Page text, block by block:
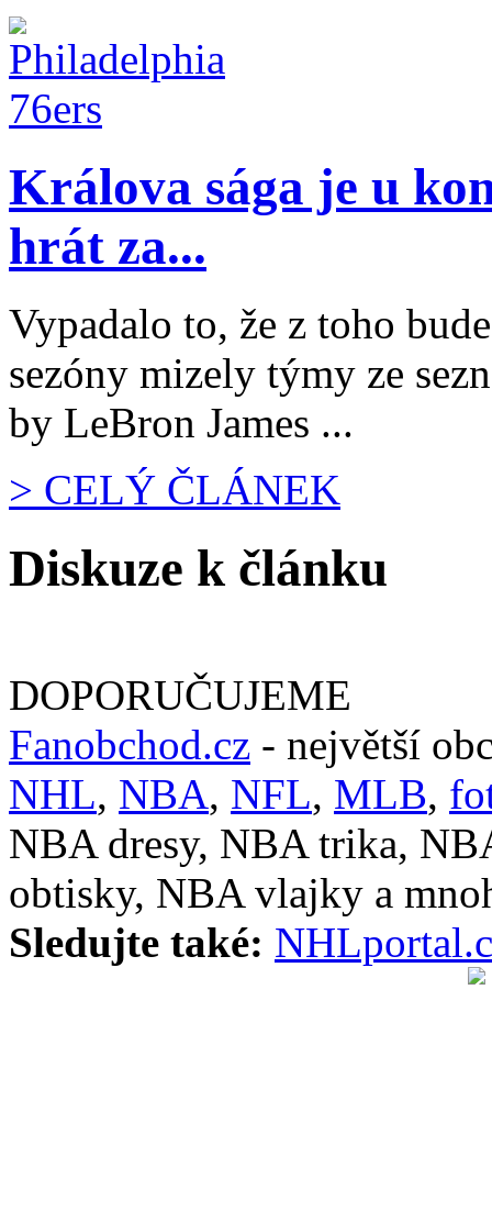
Králova sága je u
hrát za...
Vypadalo to, že z toho
sezóny mizely týmy ze
by LeBron James ...
> CELÝ ČLÁNEK
Diskuze k článku
DOPORUČUJEME
Fanobchod.cz - největší
NHL, NBA, NFL, MLB,
NBA dresy, NBA trika,
obtisky, NBA vlajky a
Sledujte také: